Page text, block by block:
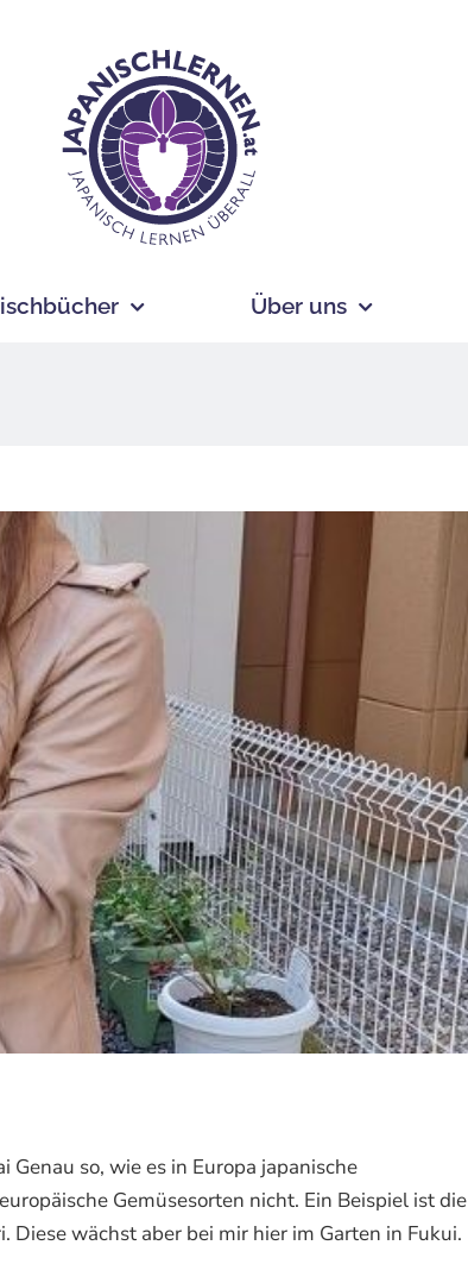
Über uns
Genau so, wie es in Europa japanische
Gemüsesorten nicht. Ein Beispiel ist die
wächst aber bei mir hier im Garten in Fukui.